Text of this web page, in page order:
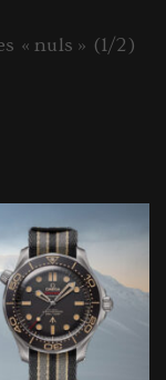
« nuls » (1/2)